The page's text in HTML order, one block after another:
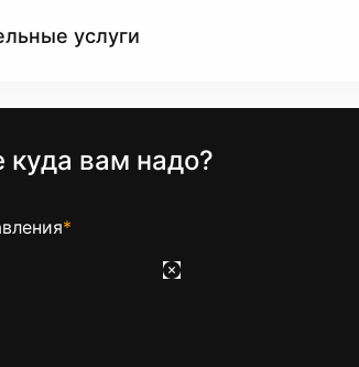
услуги
куда вам надо?
*